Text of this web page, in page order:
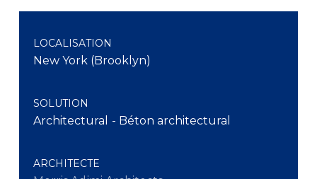
LOCALISATION
New York (Brooklyn)
SOLUTION
Architectural - Béton architectural
ARCHITECTE